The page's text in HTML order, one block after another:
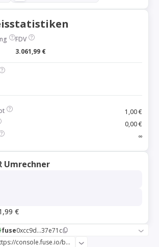
FDV
3.061,99 €
1,00 €
0,00 €
∞
Umrechner
€
fuse0xcc9d...37e71c
https://console.fuse.io/bridge